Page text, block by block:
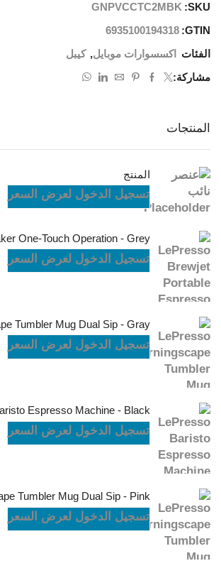
SKU:
GNPVCCTC2MBK
GTIN:
6935100194318
الفئات اكسسوارات موبايل, كيبل
مشاركة:
المنتجات
المنتج
تسجيل الدخول لعرض السعر
تسجيل الدخول لعرض السعر
تسجيل الدخول لعرض السعر
Espresso Machine - Black
تسجيل الدخول لعرض السعر
تسجيل الدخول لعرض السعر